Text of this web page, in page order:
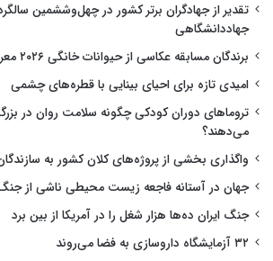
تقدیر از جهادگران برتر کشور در چهل‌وششمین
جهاددانشگاهی
برندگان مسابقه عکاسی از حیوانات خانگی ۲۰۲۶ معرفی شدند
امیدی تازه برای احیای بینایی با قطره‌های چشمی
تروماهای دوران کودکی چگونه سلامت روان در
می‌دهند؟
واگذاری بخشی از پروژه‌های کلان کشور به
جهان در آستانه فاجعه زیست محیطی ناشی از
جنگ ایران ده‌ها هزار شغل را در آمریکا از بین برد
۳۲ آزمایشگاه داروسازی به فضا می‌روند